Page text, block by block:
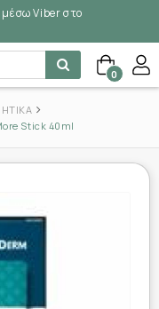
μέσω Viber στο
0
Stick 40ml